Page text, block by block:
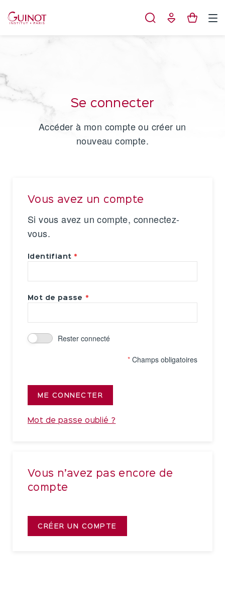
Se connecter
Accéder à mon compte ou créer un
nouveau compte.
Vous avez un compte
Si vous avez un compte, connectez-
vous.
Identifiant
Mot de passe
Rester connecté
* Champs obligatoires
ME CONNECTER
Mot de passe oublié ?
Vous n’avez pas encore de
compte
CRÉER UN COMPTE